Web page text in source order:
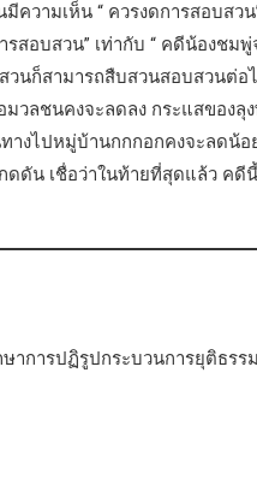
ความเห็น “ ควรงดการสอบส
รสอบสวน” เท่ากับ “ คดีน้องช
วนก็สามารถสืบสวนสอบสวนต่อ
มวลชนคงจะลดลง กระแสขอ
างไปหมู่บ้านกกกอกคงจะลดน้
ดัน เชื่อว่าในท้ายที่สุดแล้ว คดี
าการปฏิรูปกระบวนการยุติธ